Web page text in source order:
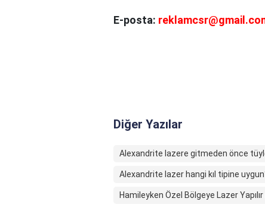
E-posta:
Diğer Yazılar
Alexandrite lazere gitmeden önce
Alexandrite lazer hangi kıl tipine
Hamileyken Özel Bölgeye Lazer Yapılır